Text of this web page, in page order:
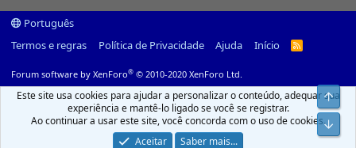
Português
Termos e regras
Política de Privacidade Ajuda Início
R
Forum software by XenForo® © 2010-2020 XenForo Ltd.
Este site usa cookies para ajudar a personalizar o conteúdo, adequar sua
experiência e mantê-lo ligado se você se registrar.
Ao continuar a usar este site, você concorda com o uso de cookies.
Aceitar
Saber mais...
Top